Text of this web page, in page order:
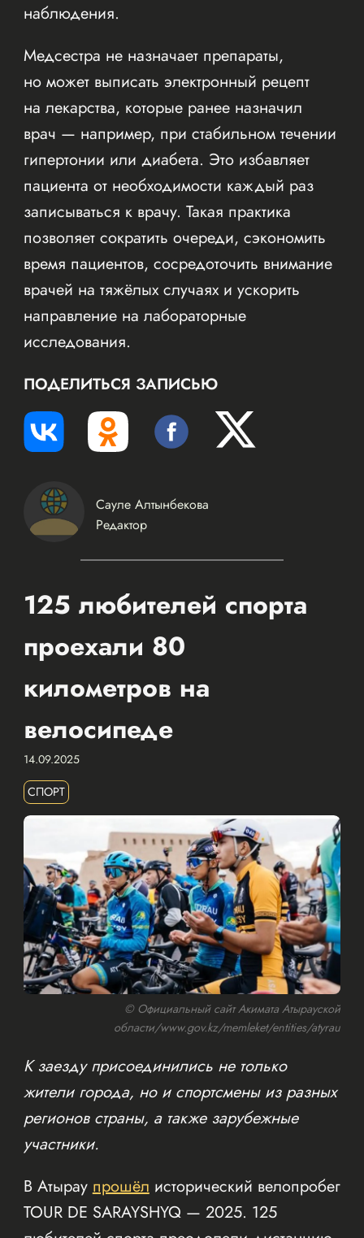
наблюдения.
Медсестра не назначает препараты,
но может выписать электронный рецепт
на лекарства, которые ранее назначил
врач — например, при стабильном течении
гипертонии или диабета. Это избавляет
пациента от необходимости каждый раз
записываться к врачу. Такая практика
позволяет сократить очереди, сэкономить
время пациентов, сосредоточить внимание
врачей на тяжёлых случаях и ускорить
направление на лабораторные
исследования.
ПОДЕЛИТЬСЯ ЗАПИСЬЮ
Сауле Алтынбекова
Редактор
125 любителей спорта
проехали 80
километров на
велосипеде
14.09.2025
СПОРТ
© Официальный сайт Акимата Атырауской
области/www.gov.kz/memleket/entities/atyrau
К заезду присоединились не только
жители города, но и спортсмены из разных
регионов страны, а также зарубежные
участники.
В Атырау прошёл исторический велопробег
TOUR DE SARAYSHYQ — 2025. 125